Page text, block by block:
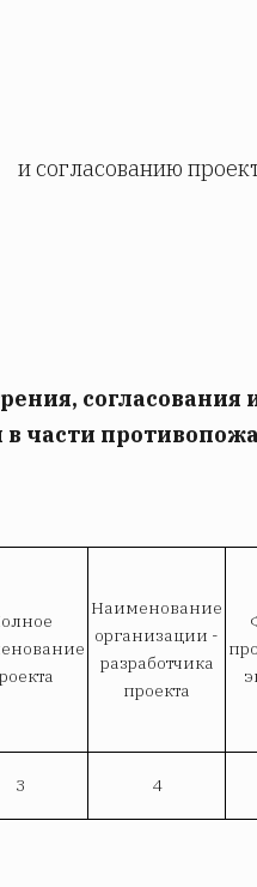
и согласованию
согласования
в части
Наименование
организации -
разработчика
проекта
3 4